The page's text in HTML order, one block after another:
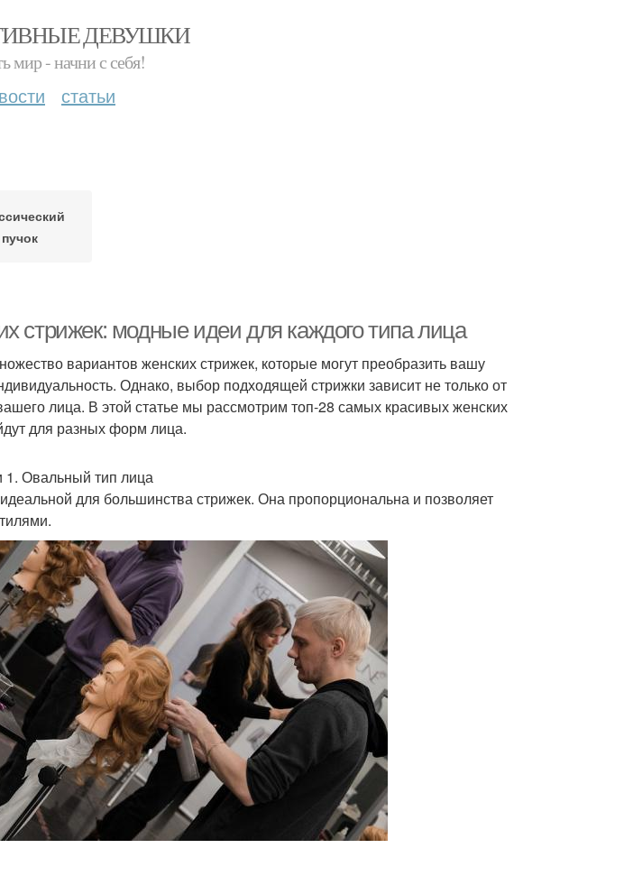
ДЕВУШКИ
мир - начни с себя!
статьи
пучок
стрижек: модные идеи для каждого типа лица
вариантов женских стрижек, которые могут преобразить вашу
Однако, выбор подходящей стрижки зависит не только от
лица. В этой статье мы рассмотрим топ-28 самых красивых женских
для разных форм лица.
Овальный тип лица
для большинства стрижек. Она пропорциональна и позволяет